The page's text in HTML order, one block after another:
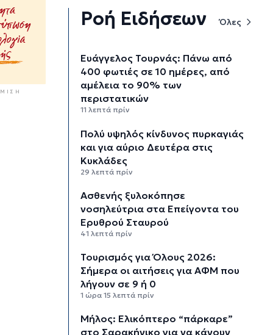
Ροή Ειδήσεων Όλες
Ευάγγελος Τουρνάς: Πάνω από
400 φωτιές σε 10 ημέρες, από
αμέλεια το 90% των
περιστατικών
11 λεπτά πρίν
Πολύ υψηλός κίνδυνος πυρκαγιάς
και για αύριο Δευτέρα στις
Κυκλάδες
29 λεπτά πρίν
Ασθενής ξυλοκόπησε
νοσηλεύτρια στα Επείγοντα του
Ερυθρού Σταυρού
41 λεπτά πρίν
Τουρισμός για Όλους 2026:
Σήμερα οι αιτήσεις για ΑΦΜ που
λήγουν σε 9 ή 0
1 ώρα 15 λεπτά πρίν
Μήλος: Ελικόπτερο “πάρκαρε”
στο Σαρακήνικο για να κάνουν